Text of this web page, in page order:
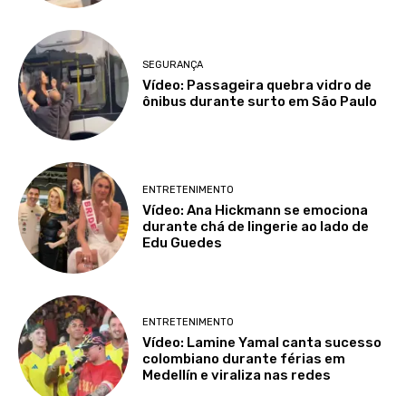
SEGURANÇA
Vídeo: Passageira quebra vidro de
ônibus durante surto em São Paulo
ENTRETENIMENTO
Vídeo: Ana Hickmann se emociona
durante chá de lingerie ao lado de
Edu Guedes
ENTRETENIMENTO
Vídeo: Lamine Yamal canta sucesso
colombiano durante férias em
Medellín e viraliza nas redes